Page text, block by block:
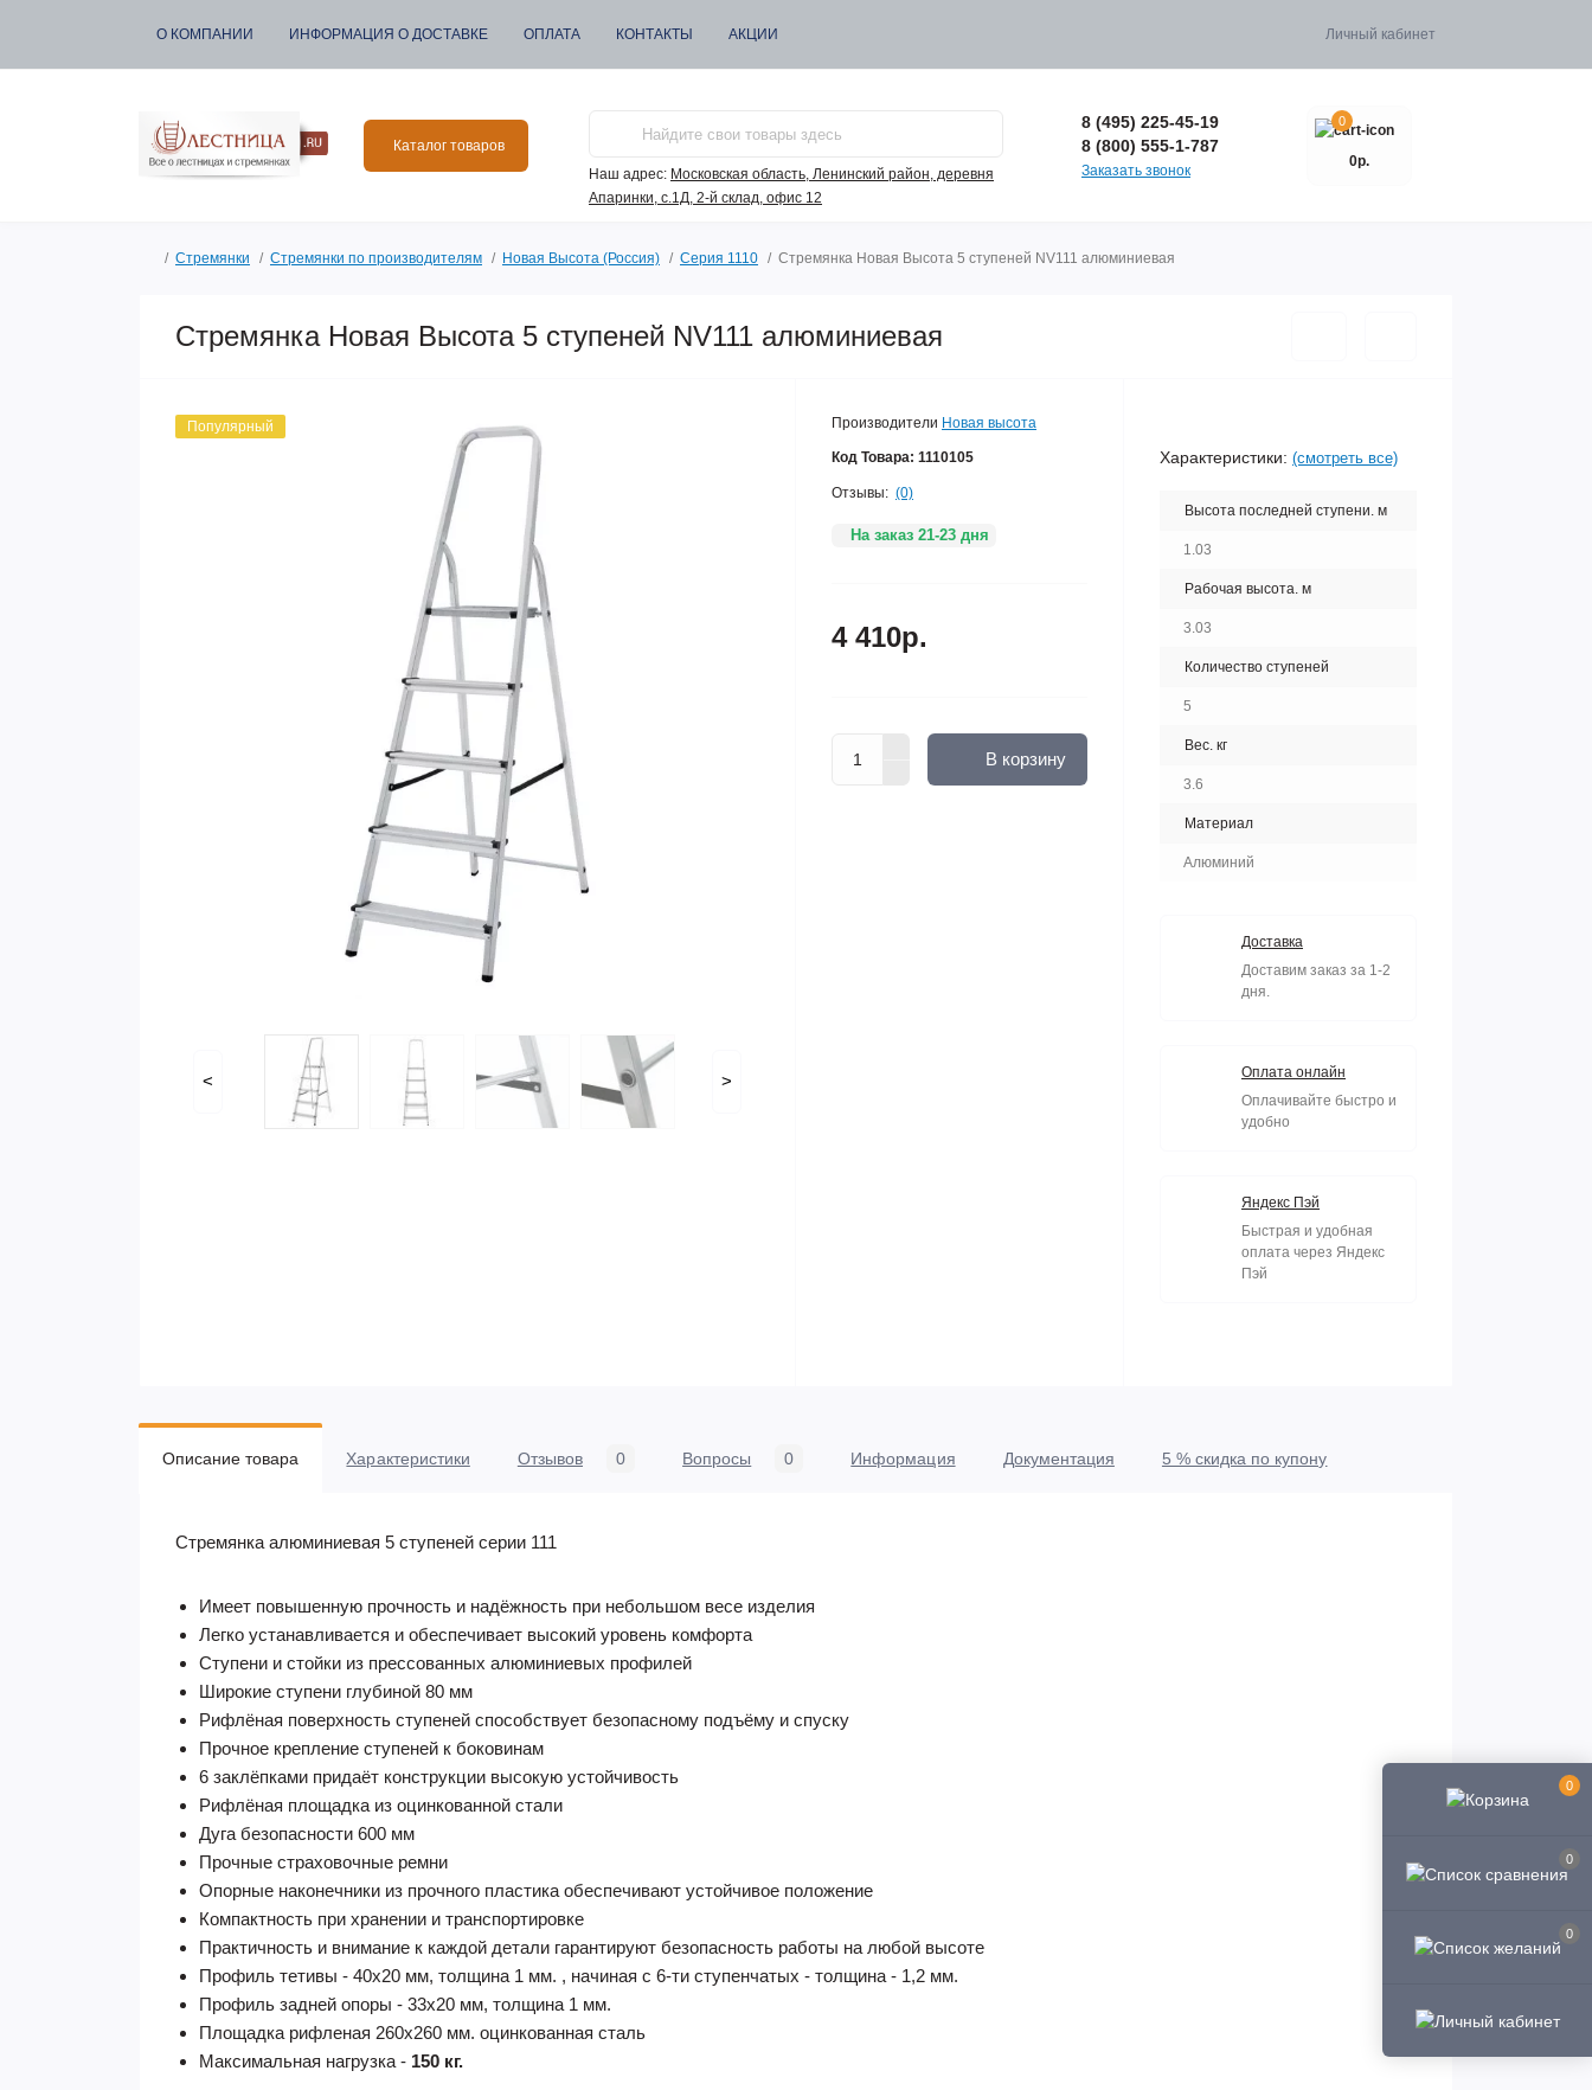
0
0
0
О КОМПАНИИ ИНФОРМАЦИЯ О ДОСТАВКЕ ОПЛАТА КОНТАКТЫ АКЦИИ Личный кабинет
Каталог товаров
Наш адрес: Московская область, Ленинский район, деревня
Апаринки, с.1Д, 2-й склад, офис 12
8 (495) 225-45-19
8 (800) 555-1-787
Заказать звонок
0
0р.
Стремянки Стремянки по производителям Новая Высота (Россия) Серия 1110 Стремянка Новая Высота 5 ступеней NV111 алюминиевая
Стремянка Новая Высота 5 ступеней NV111 алюминиевая
Популярный
< >
Производители Новая высота
Код Товара: 1110105
Отзывы: (0)
На заказ 21-23 дня
4 410р.
В корзину
Характеристики: (смотреть все)
Высота последней ступени. м
1.03
Рабочая высота. м
3.03
Количество ступеней
5
Вес. кг
3.6
Материал
Алюминий
Доставка
Доставим заказ за 1-2
дня.
Оплата онлайн
Оплачивайте быстро и
удобно
Яндекс Пэй
Быстрая и удобная
оплата через Яндекс
Пэй
Описание товара Характеристики Отзывов 0 Вопросы 0 Информация Документация 5 % скидка по купону
Стремянка алюминиевая 5 ступеней серии 111
Имеет повышенную прочность и надёжность при небольшом весе изделия
Легко устанавливается и обеспечивает высокий уровень комфорта
Ступени и стойки из прессованных алюминиевых профилей
Широкие ступени глубиной 80 мм
Рифлёная поверхность ступеней способствует безопасному подъёму и спуску
Прочное крепление ступеней к боковинам
6 заклёпками придаёт конструкции высокую устойчивость
Рифлёная площадка из оцинкованной стали
Дуга безопасности 600 мм
Прочные страховочные ремни
Опорные наконечники из прочного пластика обеспечивают устойчивое положение
Компактность при хранении и транспортировке
Практичность и внимание к каждой детали гарантируют безопасность работы на любой высоте
Профиль тетивы - 40х20 мм, толщина 1 мм. , начиная с 6-ти ступенчатых - толщина - 1,2 мм.
Профиль задней опоры - 33х20 мм, толщина 1 мм.
Площадка рифленая 260х260 мм. оцинкованная сталь
Максимальная нагрузка - 150 кг.